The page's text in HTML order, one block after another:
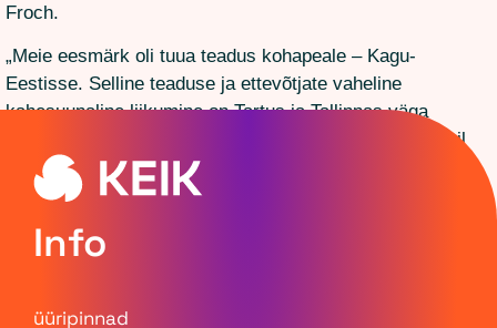
Froch.
„Meie eesmärk oli tuua teadus kohapeale – Kagu-
Eestisse. Selline teaduse ja ettevõtjate vaheline
kahesuunaline liikumine on Tartus ja Tallinnas väga
aktiivne. Aga siin piirkonnas tagasihoidlik. Nüüd on meil
algus tehtud ja on näha, et on tekkimas mõtteid. Püüame
need barjäärid järgmiste kohtumistega maha võtta, et
Anita veelkord seminari eesmärki.
see on väga hea tulemus. On palju inimesi, kes mõtlevad,
Info
üüripinnad